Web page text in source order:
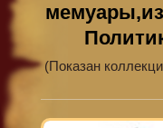
(Показан